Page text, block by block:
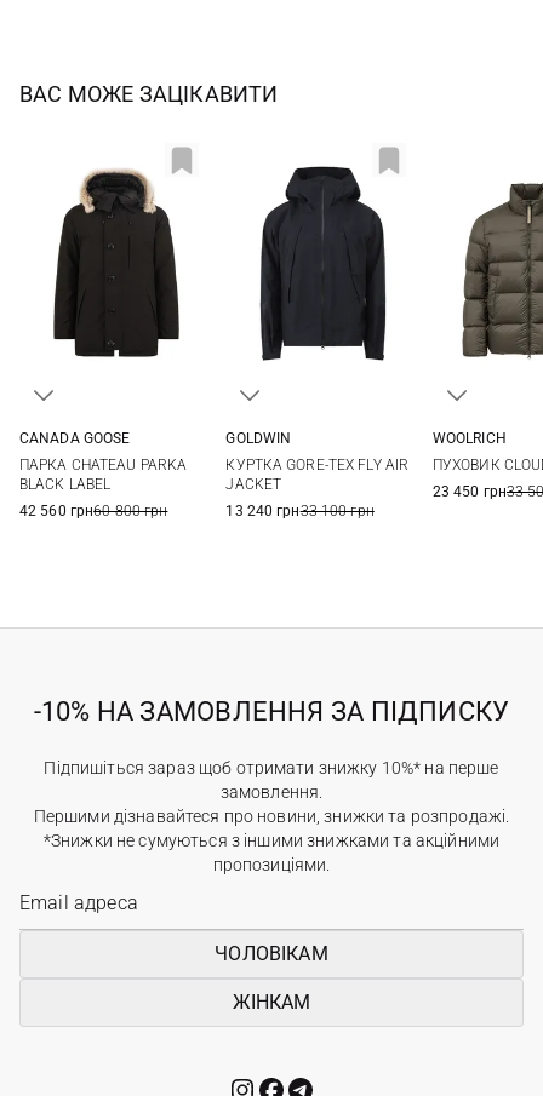
ВАС МОЖЕ ЗАЦІКАВИТИ
XXL
CANADA GOOSE
ПАРКА CHATEAU PARKA
BLACK LABEL
42 560 грн60 800 грн
GOLDWIN
КУРТКА GORE-TEX FLY AIR
JACKET
13 240 грн33 100 грн
WOOLRICH
ПУХОВИК
23 450 грн33
-10% НА ЗАМОВЛЕННЯ ЗА ПІДПИСКУ
Підпишіться зараз щоб отримати знижку 10%* на перше
замовлення.
Першими дізнавайтеся про новини, знижки та розпродажі.
*Знижки не сумуються з іншими знижками та акційними
пропозиціями.
ЧОЛОВІКАМ
ЖІНКАМ